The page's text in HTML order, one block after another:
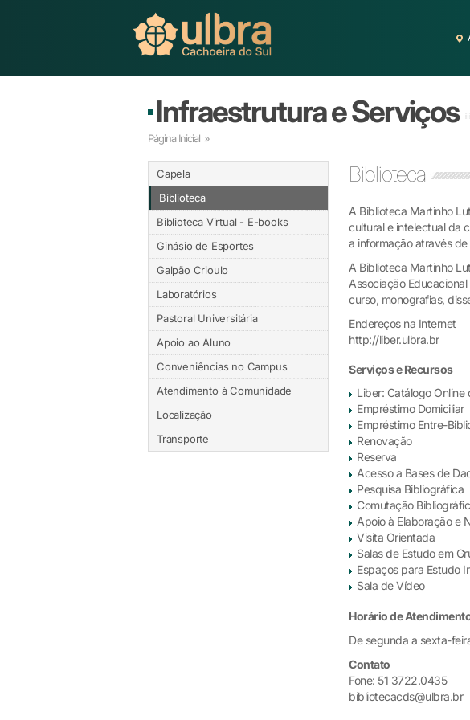
Infraestrutura e Serviços
Página Inicial »
Capela
Biblioteca
Biblioteca Virtual - E-books
Ginásio de Esportes
Galpão Crioulo
Laboratórios
Pastoral Universitária
Apoio ao Aluno
Conveniências no Campus
Atendimento à Comunidade
Localização
Transporte
Biblioteca
A Biblioteca Martinho
cultural e intelectual da
a informação através
A Biblioteca Martinho
Associação
curso, monografias,
Endereços na Internet
http://liber.ulbra.br
Serviços e Recursos
Liber: Catálogo
Empréstimo Domiciliar
Empréstimo Entre-
Renovação
Reserva
Acesso a Bases de
Pesquisa Bibliográfica
Comutação
Apoio à Elaboração e
Visita Orientada
Salas de Estudo em
Espaços para Estudo
Sala de Vídeo
Horário de
De segunda a sexta-
Contato
Fone: 51 3722.0435
bibliotecacds@ulbra.br